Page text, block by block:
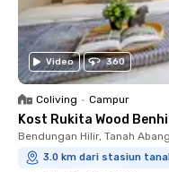
Video 360
Coliving • Campur
Kost Rukita Wood Benhil
Bendungan Hilir, Tanah Abang
3.0 km dari stasiun